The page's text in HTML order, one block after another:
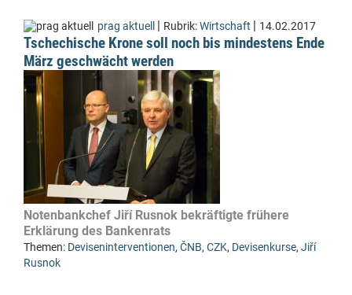
prag aktuell | Rubrik:Wirtschaft | 14.02.2017
Tschechische Krone soll noch bis mindestens Ende
März geschwächt werden
Notenbankchef Jiří Rusnok bekräftigte frühere
Erklärung des Bankenrats
Themen: Deviseninterventionen, ČNB, CZK, Devisenkurse, Jiří
Rusnok